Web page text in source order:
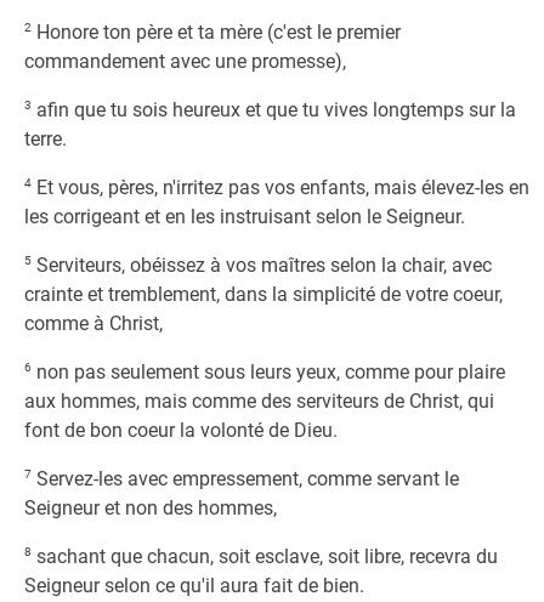
2 Honore ton père et ta mère (c'est le premier
commandement avec une promesse),
3 afin que tu sois heureux et que tu vives longtemps sur la
terre.
4 Et vous, pères, n'irritez pas vos enfants, mais élevez-les en
les corrigeant et en les instruisant selon le Seigneur.
5 Serviteurs, obéissez à vos maîtres selon la chair, avec
crainte et tremblement, dans la simplicité de votre coeur,
comme à Christ,
6 non pas seulement sous leurs yeux, comme pour plaire
aux hommes, mais comme des serviteurs de Christ, qui
font de bon coeur la volonté de Dieu.
7 Servez-les avec empressement, comme servant le
Seigneur et non des hommes,
8 sachant que chacun, soit esclave, soit libre, recevra du
Seigneur selon ce qu'il aura fait de bien.